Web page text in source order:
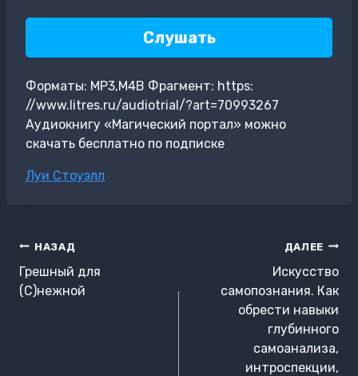
Слушать
Форматы: MP3,M4B Фрагмент: https:
//www.litres.ru/audiotrial/?art=70993267
Аудиокнигу «Магический портал» можно
скачать бесплатно по подписке
Метки
Луи Стоуэлл
Навигация
по
записям
НАЗАД
Грешный для
(С)нежной
ДАЛЕЕ
Искусство
самопознания. Как
обрести навыки
глубинного
самоанализа,
интроспекции,